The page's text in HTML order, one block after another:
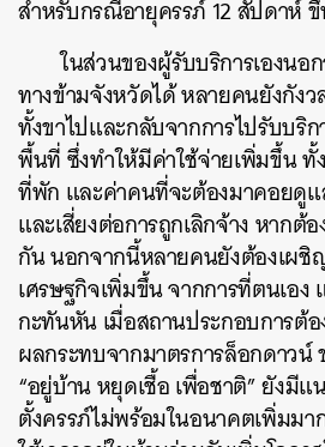
สำหรับกรณีอายุครรภ์ 12 สัปดาห์
ในส่วนของผู้รับบริการเองนอ
ทางข้ามจังหวัดได้ หลายคนยังกังว
ทั้งขาไปและกลับจากการไปรับบริ
พื้นที่ ซึ่งทำให้มีค่าใช้จ่ายเพิ่มขึ้น ทั้
ที่พัก และค่าคนที่จะต้องมาคอยดูแ
และเสี่ยงต่อการถูกเลิกจ้าง หากต้
กัน นอกจากนี้หลายคนยังต้องเผ
เศรษฐกิจเพิ่มขึ้น จากการที่ตนเอง
กะทันหัน เมื่อสถานประกอบการต้
ผลกระทบจากมาตรการล็อกดาวน์
“อยู่บ้าน หยุดเชื้อ เพื่อชาติ” ยังมี
ตั้งครรภ์ไม่พร้อมในอนาคตเพิ่มมา